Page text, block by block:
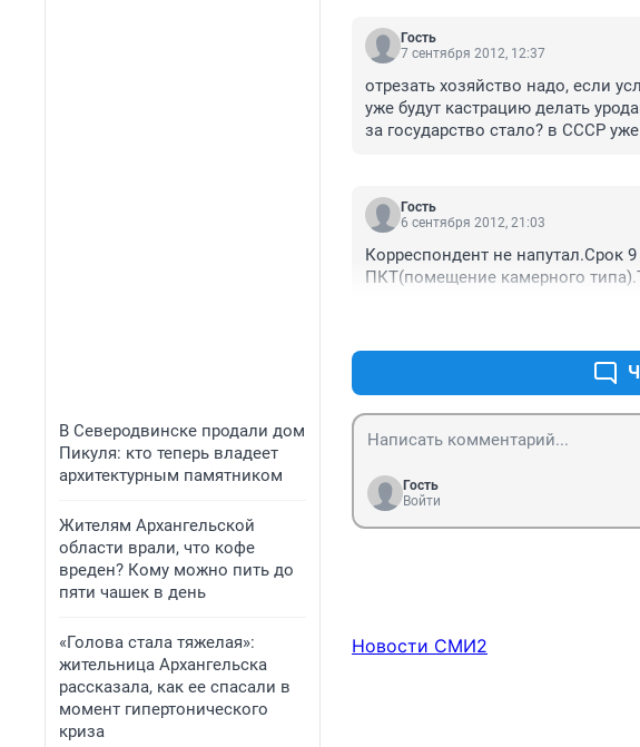
В Северодвинске продали дом
Пикуля: кто теперь владеет
архитектурным памятником
Жителям Архангельской
области врали, что кофе
вреден? Кому можно пить до
пяти чашек в день
«Голова стала тяжелая»:
жительница Архангельска
рассказала, как ее спасали в
момент гипертонического
криза
Гость
7 сентября 2012, 12:37
отрезать хозяйство надо, если
уже будут кастрацию делать
за государство стало? в СССР
Гость
6 сентября 2012, 21:03
Корреспондент не напутал.Срок
ПКТ(помещение камерного
Гость
Войти
Новости СМИ2